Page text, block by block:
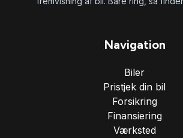
Navigation
Biler
Pristjek din bil
Forsikring
Finansiering
Værksted